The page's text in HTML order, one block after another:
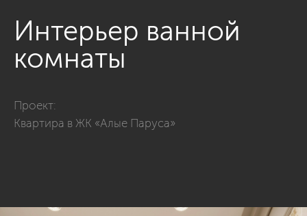
Интерьер ванной
комнаты
Проект:
Квартира в ЖК «Алые Паруса»